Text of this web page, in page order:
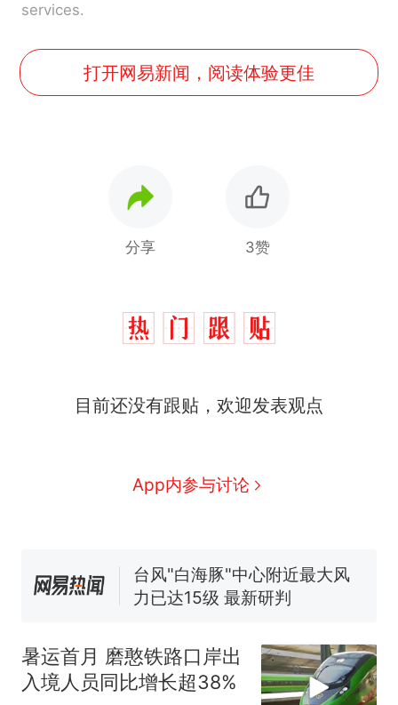
services.
打开网易新闻，阅读体验更佳
分享 3赞
目前还没有跟贴，欢迎发表观点
App内参与讨论
人生
新 搬家报价570元，搬到楼下
交5060元才肯搬上楼！女子傻
协会回应
台风"白海豚"中心附近最大风
力已达15级 最新研判
试前13名均遭淘汰？教育局：
已叫停招聘，成立调查组全面
核查
笔试第一被第二名传话劝弃考
官方通报
暑运首月 磨憨铁路口岸出
入境人员同比增长超38%